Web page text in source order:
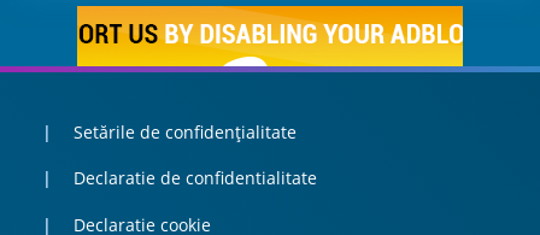
Setările de confidențialitate
Declaratie de confidentialitate
Declaratie cookie